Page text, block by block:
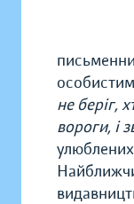
не беріг,
вороги, і